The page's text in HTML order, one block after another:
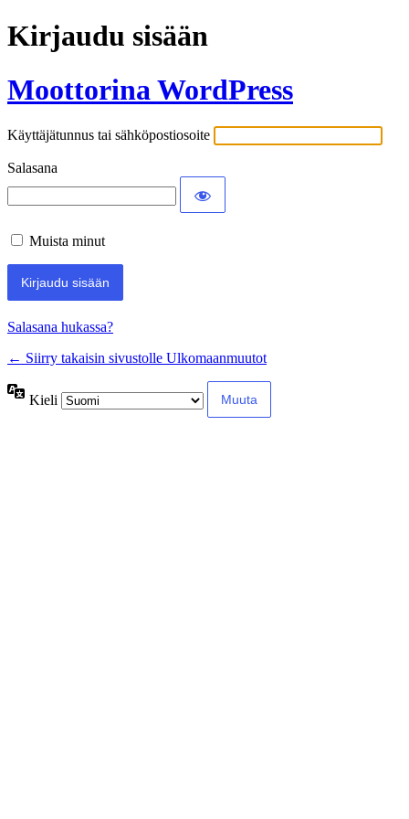
Kirjaudu sisään
Moottorina WordPress
Käyttäjätunnus tai sähköpostiosoite
Salasana
Muista minut
Salasana hukassa?
← Siirry takaisin sivustolle Ulkomaanmuutot
Kieli